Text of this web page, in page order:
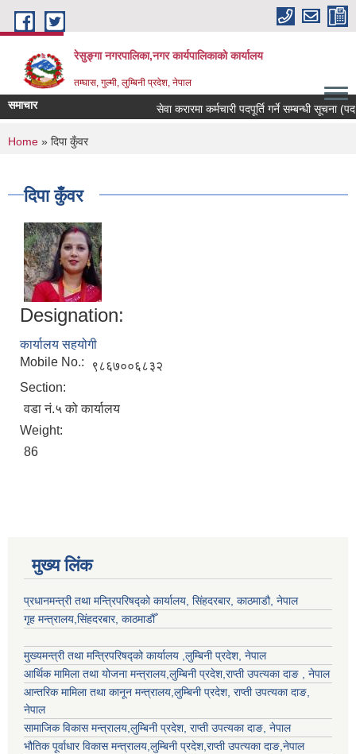
Skip to main content
रेसुङ्गा नगरपालिका,नगर कार्यपालिकाको कार्यालय
तम्घास, गुल्मी, लुम्बिनी प्रदेश, नेपाल
समाचार सेवा करारमा कर्मचारी पदपूर्ति गर्ने सम्बन्धी सूचना (पदः
You are here
Home » दिपा कुँवर
दिपा कुँवर
Designation:
कार्यालय सहयोगी
Mobile No.:
९८६७००६८३२
Section:
वडा नं.५ को कार्यालय
Weight:
86
मुख्य लिंक
प्रधानमन्त्री तथा मन्त्रिपरिषद्को कार्यालय, सिंहदरबार, काठमाडौ, नेपाल
गृह मन्त्रालय,सिंहदरबार, काठमाडौँ
मुख्यमन्त्री तथा मन्त्रिपरिषद्को कार्यालय ,लुम्बिनी प्रदेश, नेपाल
आर्थिक मामिला तथा योजना मन्त्रालय,लुम्बिनी प्रदेश,राप्ती उपत्यका दाङ , नेपाल
आन्तरिक मामिला तथा कानून मन्त्रालय,लुम्बिनी प्रदेश, राप्ती उपत्यका दाङ,
नेपाल
सामाजिक विकास मन्त्रालय,लुम्बिनी प्रदेश, राप्ती उपत्यका दाङ, नेपाल
भौतिक पूर्वाधार विकास मन्त्रालय,लुम्बिनी प्रदेश,राप्ती उपत्यका दाङ,नेपाल